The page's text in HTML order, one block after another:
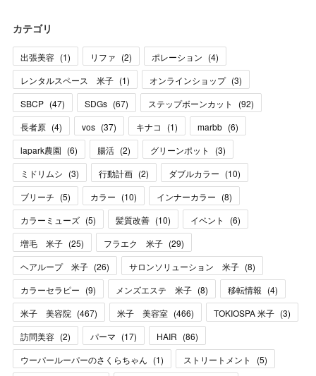
カテゴリ
出張美容 (1) リファ (2) ポレーション (4)
レンタルスペース 米子 (1) オンラインショップ (3)
SBCP (47) SDGs (67) ステップボーンカット (92)
長者原 (4) vos (37) キナコ (1) marbb (6)
lapark農園 (6) 腸活 (2) グリーンポット (3)
ミドリムシ (3) 行動計画 (2) ダブルカラー (10)
ブリーチ (5) カラー (10) インナーカラー (8)
カラーミューズ (5) 髪質改善 (10) イベント (6)
増毛 米子 (25) フラエク 米子 (29)
ヘアループ 米子 (26) サロンソリューション 米子 (8)
カラーセラピー (9) メンズエステ 米子 (8) 移転情報 (4)
米子 美容院 (467) 米子 美容室 (466) TOKIOSPA 米子 (3)
訪問美容 (2) パーマ (17) HAIR (86)
ウーパールーパーのさくらちゃん (1) ストリートメント (5)